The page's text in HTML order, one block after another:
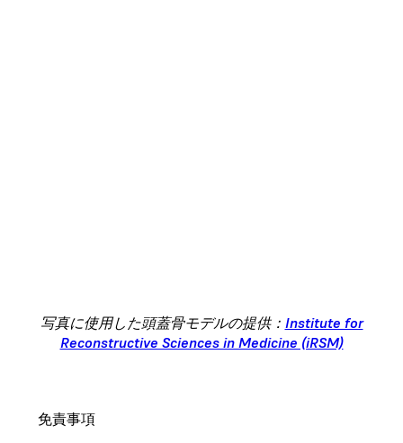
写真に使用した頭蓋骨モデルの提供： Institute for
Reconstructive Sciences in Medicine (iRSM)
免責事項